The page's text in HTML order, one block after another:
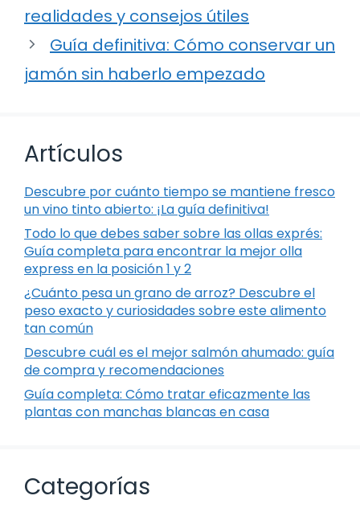
realidades y consejos útiles
Guía definitiva: Cómo conservar un
jamón sin haberlo empezado
Artículos
Descubre por cuánto tiempo se mantiene fresco
un vino tinto abierto: ¡La guía definitiva!
Todo lo que debes saber sobre las ollas exprés:
Guía completa para encontrar la mejor olla
express en la posición 1 y 2
¿Cuánto pesa un grano de arroz? Descubre el
peso exacto y curiosidades sobre este alimento
tan común
Descubre cuál es el mejor salmón ahumado: guía
de compra y recomendaciones
Guía completa: Cómo tratar eficazmente las
plantas con manchas blancas en casa
Categorías